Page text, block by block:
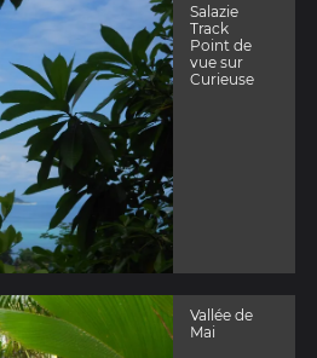
Salazie
Track
Point de
vue sur
Curieuse
Vallée de
Mai